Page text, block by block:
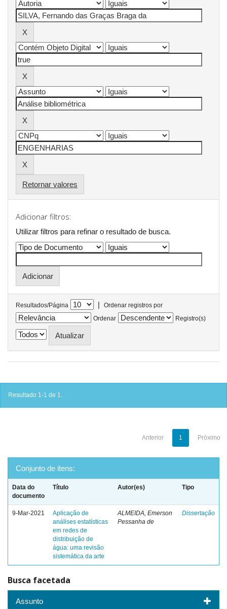
Retornar valores
Adicionar filtros:
Utilizar filtros para refinar o resultado de busca.
Resultados/Página |
Ordenar registros por
Ordenar
Registro(s)
Resultado 1-1 de 1.
Anterior 1 Próximo
Conjunto de itens:
Data do
documento
Título Autor(es) Tipo
9-Mar-2021
Aplicação de
análises estatísticas
em redes de
distribuição de
água: uma revisão
sistemática da arte
ALMEIDA, Emerson
Pessanha de
Dissertação
Busca facetada
Assunto